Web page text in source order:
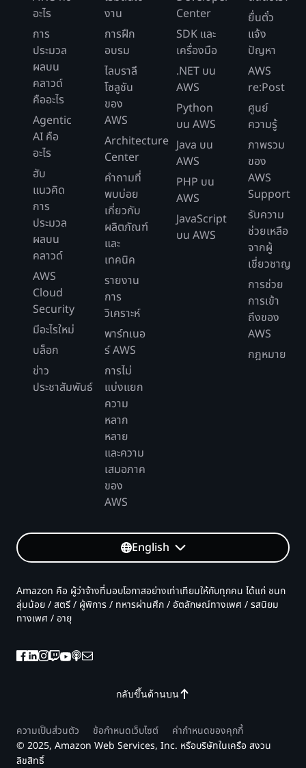
อะไร
การ
ประมวล
ผลบน
คลาวด์
คืออะไร
Agentic
AI คือ
อะไร
ฮับ
แนวคิด
การ
ประมวล
ผลบน
คลาวด์
AWS
Cloud
Security
มีอะไรใหม่
บล็อก
ข่าว
ประชาสัมพันธ์
งาน
การฝึก
อบรม
ไลบราลี
โซลูชัน
ของ
AWS
Architecture
Center
คำถามที่
พบบ่อย
เกี่ยวกับ
ผลิตภัณฑ์
และ
เทคนิค
รายงาน
การ
วิเคราะห์
พาร์ทเนอ
ร์ AWS
การไม่
แบ่งแยก
ความ
หลาก
หลาย
และความ
เสมอภาค
ของ
AWS
Center
SDK และ
เครื่องมือ
.NET บน
AWS
Python
บน AWS
Java บน
AWS
PHP บน
AWS
JavaScript
บน AWS
ยื่นตั๋ว
แจ้ง
ปัญหา
AWS
re:Post
ศูนย์
ความรู้
ภาพรวม
ของ
AWS
Support
รับความ
ช่วยเหลือ
จากผู้
เชี่ยวชาญ
การช่วย
การเข้า
ถึงของ
AWS
กฎหมาย
English
กลับขึ้นด้านบน
Amazon คือ ผู้ว่าจ้างที่มอบโอกาสอย่างเท่าเทียมให้กับทุกคน ได้แก่ ชนก
ลุ่มน้อย / สตรี / ผู้พิการ / ทหารผ่านศึก / อัตลักษณ์ทางเพศ / รสนิยม
ทางเพศ / อายุ
ความเป็นส่วนตัว ข้อกำหนดเว็บไซต์
ค่ากำหนดของคุกกี้
© 2025, Amazon Web Services, Inc. หรือบริษัทในเครือ สงวน
ลิขสิทธิ์